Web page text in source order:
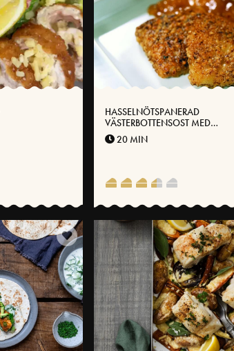
HASSELNÖTSPANERAD
VÄSTERBOTTENSOST MED
HJORTRON
20 MIN